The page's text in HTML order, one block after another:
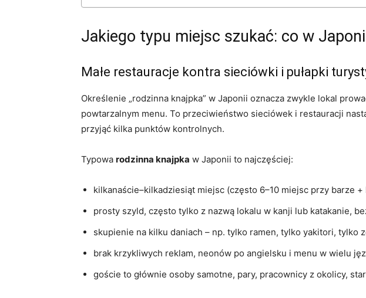
Jakiego typu miejsc szukać: co w
Małe restauracje kontra sieciówki i pułapki
Określenie „rodzinna knajpka” w Japonii oznacza zwykle lokal
powtarzalnym menu. To przeciwieństwo sieciówek i restauracji
przyjąć kilka punktów kontrolnych.
Typowa rodzinna knajpka w Japonii to najczęściej:
kilkanaście–kilkadziesiąt miejsc (często 6–10 miejsc przy barze
prosty szyld, często tylko z nazwą lokalu w kanji lub katakanie,
skupienie na kilku daniach – np. tylko ramen, tylko yakitori, tylko
brak krzykliwych reklam, neonów po angielsku i menu w wielu
goście to głównie osoby samotne, pary, pracownicy z okolicy,